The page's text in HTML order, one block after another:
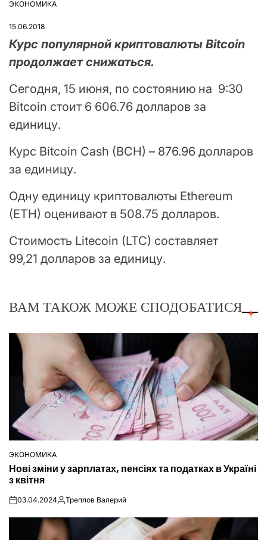
ОПУБЛІКУВАТИ
ЭКОНОМИКА
15.06.2018
Курс популярной криптовалюты Bitcoin
продолжает снижаться.
Сегодня, 15 июня, по состоянию на 9:30
Bitcoin стоит 6 606.76 долларов за
единицу.
Курс Bitcoin Cash (BCH) – 876.96 долларов
за единицу.
Одну единицу криптовалюты Ethereum
(ETH) оценивают в 508.75 долларов.
Стоимость Litecoin (LTC) составляет
99,21 долларов за единицу.
ВАМ ТАКОЖ МОЖЕ СПОДОБАТИСЯ
ОПУБЛІКУВАТИ
У
ЭКОНОМИКА
Нові зміни у зарплатах, пенсіях та податках в Україні
з квітня
on03.04.2024Опубліковано
Треплов Валерий